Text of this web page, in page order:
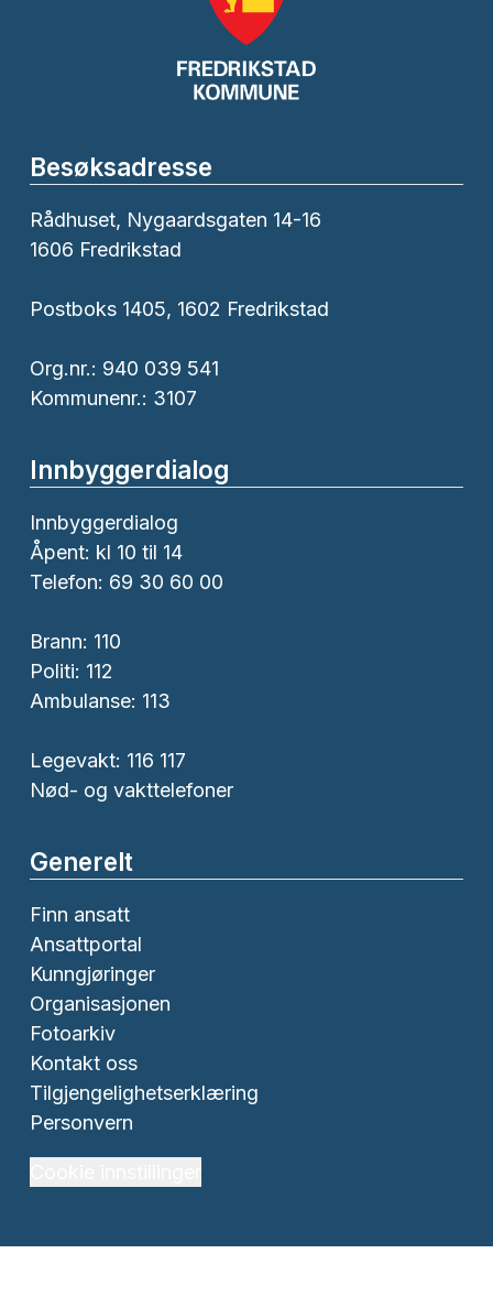
Besøksadresse
Rådhuset, Nygaardsgaten 14-16
1606 Fredrikstad
Postboks 1405, 1602 Fredrikstad
Org.nr.: 940 039 541
Kommunenr.: 3107
Innbyggerdialog
Innbyggerdialog
Åpent: kl 10 til 14
Telefon: 69 30 60 00
Brann: 110
Politi: 112
Ambulanse: 113
Legevakt: 116 117
Nød- og vakttelefoner
Generelt
Finn ansatt
Ansattportal
Kunngjøringer
Organisasjonen
Fotoarkiv
Kontakt oss
Tilgjengelighetserklæring
Personvern